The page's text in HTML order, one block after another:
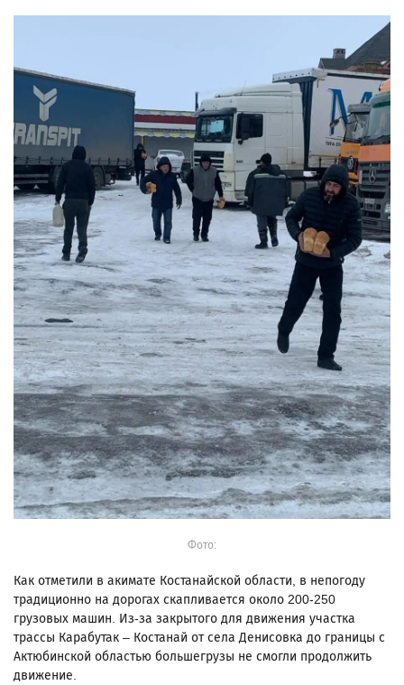
Фото:
Как отметили в акимате Костанайской области, в непогоду
традиционно на дорогах скапливается около 200-250
грузовых машин. Из-за закрытого для движения участка
трассы Карабутак – Костанай от села Денисовка до границы с
Актюбинской областью большегрузы не смогли продолжить
движение.